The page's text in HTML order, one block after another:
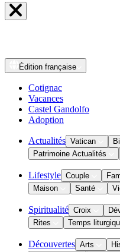
Édition française
Cotignac
Vacances
Castel Gandolfo
Adoption
Actualités Vatican
Patrimoine Actualités
Lifestyle Couple
Maison
Santé
Spiritualité Croix
Rites
Temps
Découvertes Arts